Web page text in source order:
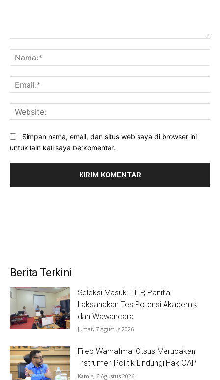
Simpan nama, email, dan situs web saya di browser ini
untuk lain kali saya berkomentar.
Berita Terkini
Seleksi Masuk IHTP, Panitia
Laksanakan Tes Potensi Akademik
dan Wawancara
Jumat, 7 Agustus 2026
Filep Wamafma: Otsus Merupakan
Instrumen Politik Lindungi Hak OAP
Kamis, 6 Agustus 2026